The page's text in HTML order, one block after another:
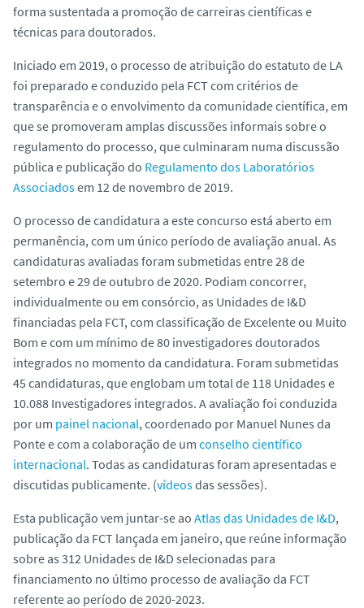
forma sustentada a promoção de carreiras científicas e
técnicas para doutorados.
Iniciado em 2019, o processo de atribuição do estatuto de LA
foi preparado e conduzido pela FCT com critérios de
transparência e o envolvimento da comunidade científica, em
que se promoveram amplas discussões informais sobre o
regulamento do processo, que culminaram numa discussão
pública e publicação do Regulamento dos Laboratórios
Associadosem 12 de novembro de 2019.
O processo de candidatura a este concurso está aberto em
permanência, com um único período de avaliação anual. As
candidaturas avaliadas foram submetidas entre 28 de
setembro e 29 de outubro de 2020. Podiam concorrer,
individualmente ou em consórcio, as Unidades de I&D
financiadas pela FCT, com classificação de Excelente ou Muito
Bom e com um mínimo de 80 investigadores doutorados
integrados no momento da candidatura. Foram submetidas
45 candidaturas, que englobam um total de 118 Unidades e
10.088 Investigadores integrados. A avaliação foi conduzida
por um painel nacional, coordenado por Manuel Nunes da
Ponte e com a colaboração de um conselho científico
internacional. Todas as candidaturas foram apresentadas e
discutidas publicamente. (vídeosdas sessões).
Esta publicação vem juntar-se ao Atlas das Unidades de I&D,
publicação da FCT lançada em janeiro, que reúne informação
sobre as 312 Unidades de I&D selecionadas para
financiamento no último processo de avaliação da FCT
referente ao período de 2020-2023.